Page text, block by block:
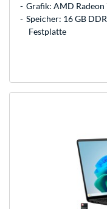
Grafik: AMD Radeon
Speicher: 16 GB
Festplatte